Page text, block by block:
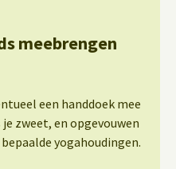
meebrengen
een handdoek mee
zweet, en opgevouwen
yogahoudingen.